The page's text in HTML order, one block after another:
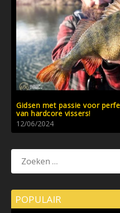
Gidsen met passie voor
van hardcore vissers!
12/06/2024
POPULAIR